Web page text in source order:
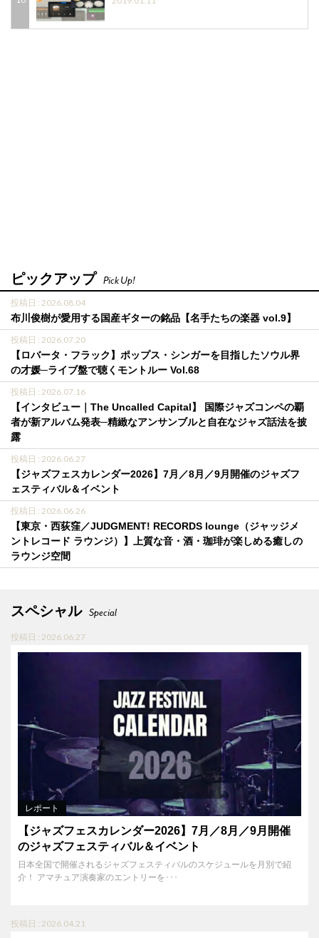
ピックアップ Pick Up!
投稿日 : 2026.08.04
布川俊樹が愛用する国産ギターの銘品【名手たちの楽器 vol.9】
投稿日 : 2026.07.20
【ロバータ・フラック】ポップス・シンガーを目指したソウル界
の才媛─ライブ盤で聴くモントルー Vol.68
投稿日 : 2026.07.16
【インタビュー｜The Uncalled Capital】 国際ジャズコンペの覇
者が新アルバム発表─精緻なアンサンブルと自在なジャズ話法を披
露
投稿日 : 2026.06.27
【ジャズフェスカレンダー2026】7月／8月／9月開催のジャズフ
ェスティバル＆イベント
投稿日 : 2026.06.26
【東京・西荻窪／JUDGMENT! RECORDS lounge（ジャッジメ
ントレコード ラウンジ）】上質な音・酒・珈琲が楽しめる癒しの
ラウンジ空間
スペシャル Special
投稿日 : 2026.06.27
レポート
【ジャズフェスカレンダー2026】7月／8月／9月開催
のジャズフェスティバル＆イベント
日本全国で開催されるジャズフェスティバルのスケジュールを月別で紹
介！ アマチュア演奏家のエントリーを･･･
投稿日 : 2026.04.21